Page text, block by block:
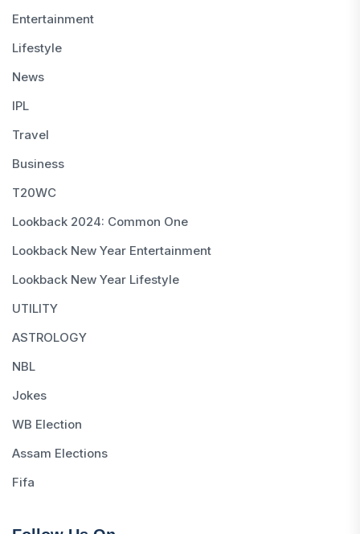
Entertainment
Lifestyle
News
IPL
Travel
Business
T20WC
Lookback 2024: Common One
Lookback New Year Entertainment
Lookback New Year Lifestyle
UTILITY
ASTROLOGY
NBL
Jokes
WB Election
Assam Elections
Fifa